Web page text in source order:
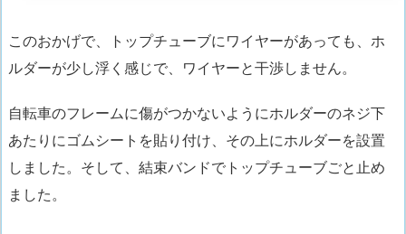
このおかげで、トップチューブにワイヤーがあっても、 ホ
ルダーが少し浮く感じで、ワイヤーと干渉しません。
自転車のフレームに傷がつかないようにホルダーのネジ下
あたりにゴムシートを貼り付け、その上にホルダーを設置
しました。そして、結束バンドでトップチューブごと止め
ました。